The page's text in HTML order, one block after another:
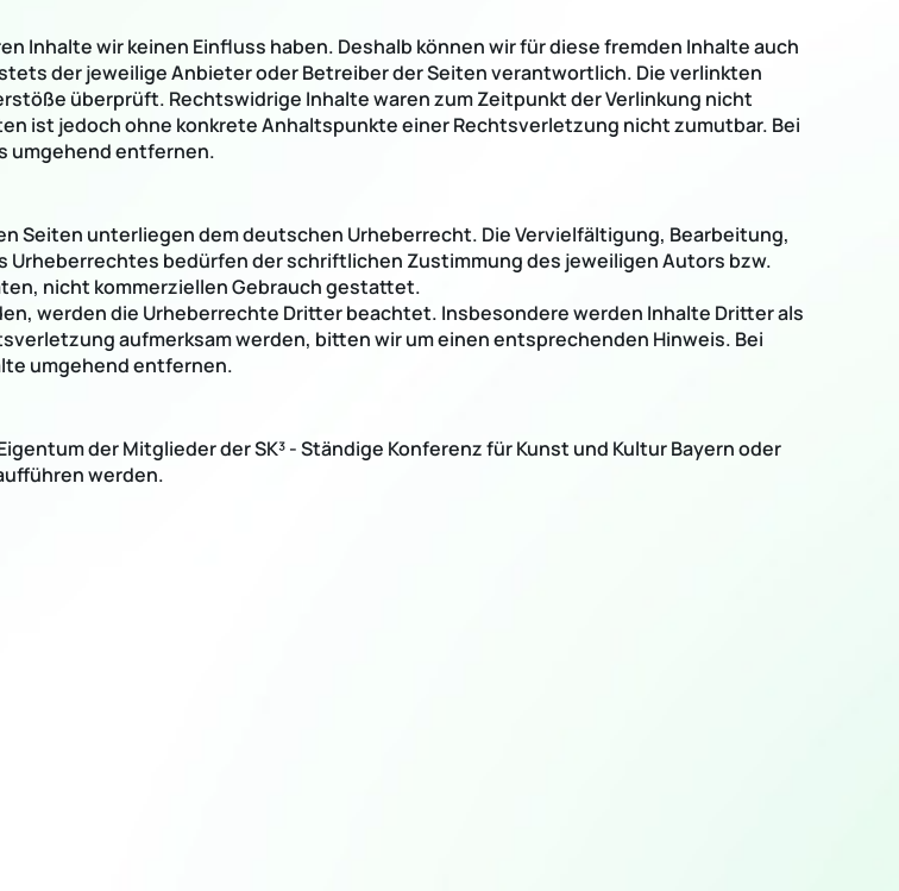
Inhalte wir keinen Einfluss haben. Deshalb können wir für diese fremden Inhalte auch
der jeweilige Anbieter oder Betreiber der Seiten verantwortlich. Die verlinkten
überprüft. Rechtswidrige Inhalte waren zum Zeitpunkt der Verlinkung nicht
ist jedoch ohne konkrete Anhaltspunkte einer Rechtsverletzung nicht zumutbar. Bei
umgehend entfernen.
Seiten unterliegen dem deutschen Urheberrecht. Die Vervielfältigung, Bearbeitung,
Urheberrechtes bedürfen der schriftlichen Zustimmung des jeweiligen Autors bzw.
nicht kommerziellen Gebrauch gestattet.
werden die Urheberrechte Dritter beachtet. Insbesondere werden Inhalte Dritter als
aufmerksam werden, bitten wir um einen entsprechenden Hinweis. Bei
umgehend entfernen.
der Mitglieder der SK³ - Ständige Konferenz für Kunst und Kultur Bayern oder
werden.